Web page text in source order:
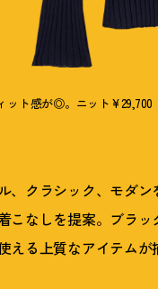
ット感が◎。ニット¥29,700
、クラシック、モダ
こなしを提案。ブラ
える上質なアイテムが